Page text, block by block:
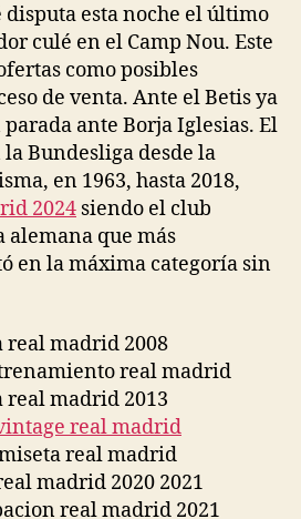
disputa esta noche el último
culé en el Camp Nou. Este
como posibles
de venta. Ante el Betis ya
ante Borja Iglesias. El
Bundesliga desde la
en 1963, hasta 2018,
2024 siendo el club
que más
en la máxima categoría sin